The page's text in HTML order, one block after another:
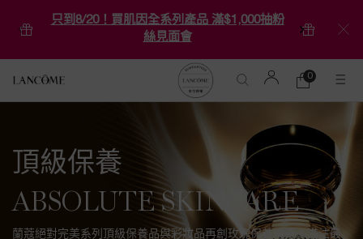
只到8/20！買肌因全系列產品 滿$1,000抽粉
絲見面會
購
物
0
0 product in
頂級保養
ABSOLUTE SKINCARE
蘭蔻絕對完美系列頂級保養品與彩妝品再創玫瑰保養傳奇！滿注最